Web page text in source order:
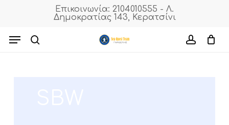
content
Επικοινωνία: 2104010555 - Λ.
Δημοκρατίας 143, Κερατσίνι
Menu
Cart
Filters